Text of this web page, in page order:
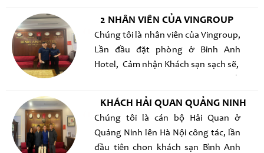
was very attentive, and I gifted the
hotel staff a box of chocolates.
Thanks, and see you again! Qua
mạng Expedia tôi đặt phòng ở
khách sạn Bình Anh 25 ngày, khách
Nội, nhân viên phục vụ nhiệt tình, tôi
đã tặng cho nhân viên khách sạn 1
món hộp kẹo sô-cô-la, cảm ơn và
hẹn gặp lại!
2 NHÂN VIÊN CỦA VINGROUP
Chúng tôi là nhân viên của Vingroup,
Lần đầu đặt phòng ở Binh Anh
Hotel, Cảm nhận Khách sạn sạch sẽ,
KHÁCH HẢI QUAN QUẢNG NINH
Chúng tôi là cán bộ Hải Quan ở
Quảng Ninh lên Hà Nội công tác, lần
đầu tiên chon khách sạn Bình Anh